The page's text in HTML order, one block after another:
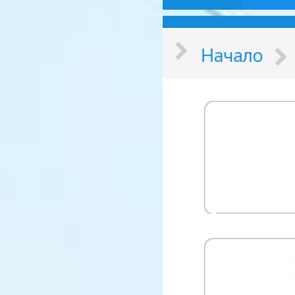
Начало